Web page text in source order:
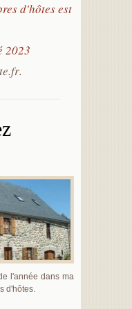
d'hôtes est
2023
.
l'année dans ma
d'hôtes.